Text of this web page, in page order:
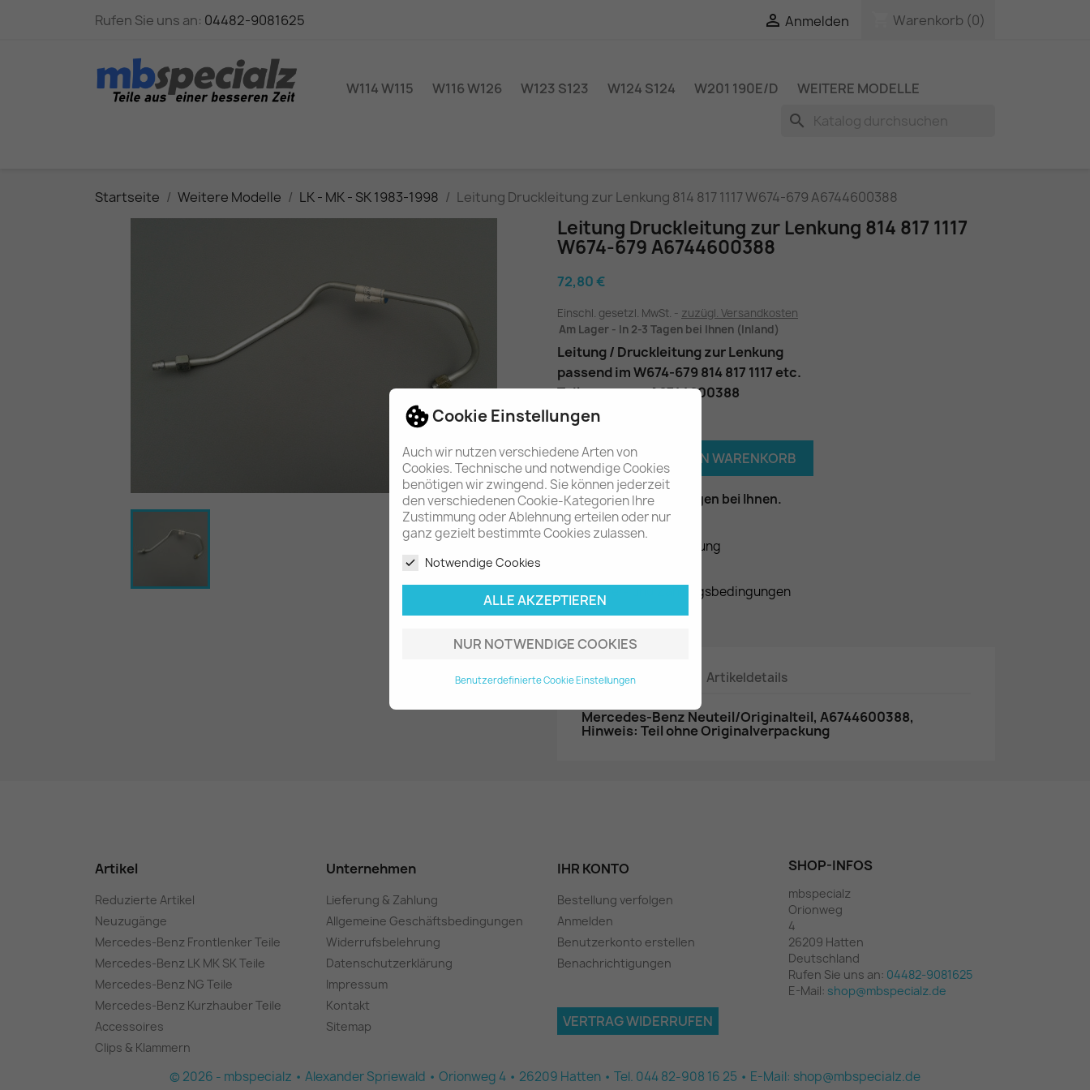
Cookie Einstellungen
Auch wir nutzen verschiedene Arten von
Cookies. Technische und notwendige Cookies
benötigen wir zwingend. Sie können jederzeit
den verschiedenen Cookie-Kategorien Ihre
Zustimmung oder Ablehnung erteilen oder nur
ganz gezielt bestimmte Cookies zulassen.
Notwendige Cookies
ALLE AKZEPTIEREN
NUR NOTWENDIGE COOKIES
Benutzerdefinierte Cookie Einstellungen
Rufen Sie uns an: 04482-9081625  Anmelden Warenkorb (0)
W114 W115 W116 W126 W123 S123 W124 S124 W201 190E/D WEITERE MODELLE
search
Startseite Weitere Modelle LK - MK - SK 1983-1998 Leitung Druckleitung zur Lenkung 814 817 1117 W674-679 A6744600388
Leitung Druckleitung zur Lenkung 814 817 1117
W674-679 A6744600388
72,80 €
Einschl. gesetzl. MwSt.
zuzügl. Versandkosten
Am Lager - In 2-3 Tagen bei Ihnen (Inland)
Leitung / Druckleitung zur Lenkung
passend im W674-679 814 817 1117 etc.
Teilenummer: A6744600388
Menge
 IN DEN WARENKORB
Am Lager - In 2-3 Tagen bei Ihnen.
Datenschutzerklärung
Liefer- und Zahlungsbedingungen
Beschreibung Artikeldetails
Mercedes-Benz Neuteil/Originalteil, A6744600388,
Hinweis: Teil ohne Originalverpackung
Artikel
Reduzierte Artikel
Neuzugänge
Mercedes-Benz Frontlenker Teile
Mercedes-Benz LK MK SK Teile
Mercedes-Benz NG Teile
Mercedes-Benz Kurzhauber Teile
Accessoires
Clips & Klammern
Unternehmen
Lieferung & Zahlung
Allgemeine Geschäftsbedingungen
Widerrufsbelehrung
Datenschutzerklärung
Impressum
Kontakt
Sitemap
IHR KONTO
Bestellung verfolgen
Anmelden
Benutzerkonto erstellen
Benachrichtigungen
SHOP-INFOS
mbspecialz
Orionweg
4
26209 Hatten
Deutschland
Rufen Sie uns an: 04482-9081625
E-Mail: shop@mbspecialz.de
VERTRAG WIDERRUFEN
© 2026 - mbspecialz • Alexander Spriewald • Orionweg 4 • 26209 Hatten • Tel. 044 82-908 16 25 • E-Mail: shop@mbspecialz.de